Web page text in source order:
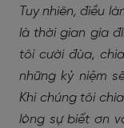
Tuy nhiên, điều
là thời gian gia
tôi cười đùa,
những kỷ niệm
Khi chúng tôi
lòng sự biết ơn